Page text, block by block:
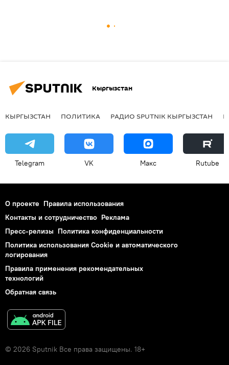
Кыргызстан
КЫРГЫЗСТАН ПОЛИТИКА РАДИО SPUTNIK КЫРГЫЗСТАН
Telegram VK Макс Rutube
О проекте Правила использования
Контакты и сотрудничество Реклама
Пресс-релизы Политика конфиденциальности
Политика использования Cookie и автоматического
логирования
Правила применения рекомендательных
технологий
Обратная связь
© 2026 Sputnik Все права защищены. 18+